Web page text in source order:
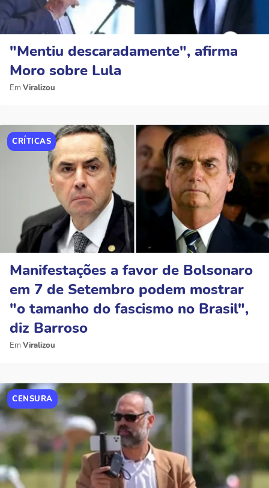
"Mentiu descaradamente", afirma
Moro sobre Lula
Viralizou
CRÍTICAS
Manifestações a favor de Bolsonaro
em 7 de Setembro podem mostrar
"o tamanho do fascismo no Brasil",
diz Barroso
Viralizou
CENSURA